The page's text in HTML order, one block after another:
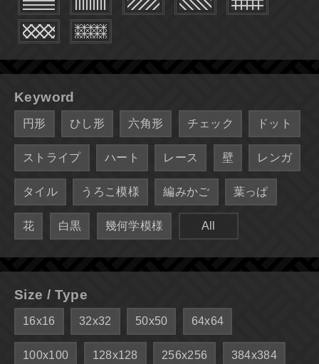
Keyword
円形 ひし形 六角形 チェック ドット
ストライプ ハート レース 壁 レンガ
タイル うろこ模様 編みかご 葉っぱ
花 白黒 幾何学模様 All
Size / Type
16x16 32x32 50x50 64x64
100x100 128x128 256x256 384x384